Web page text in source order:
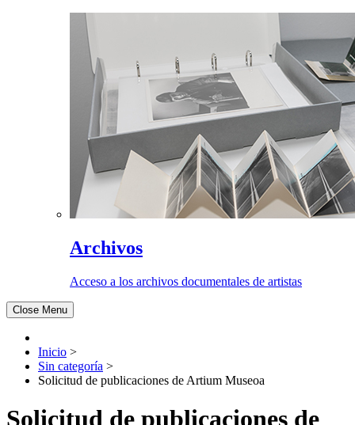
Archivos
Acceso a los archivos documentales de artistas
Close Menu
Inicio >
Sin categoría >
Solicitud de publicaciones de Artium Museoa
Solicitud de publicaciones de